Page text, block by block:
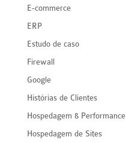
E-commerce
ERP
Estudo de caso
Firewall
Google
Histórias de Clientes
Hospedagem & Performance
Hospedagem de Sites